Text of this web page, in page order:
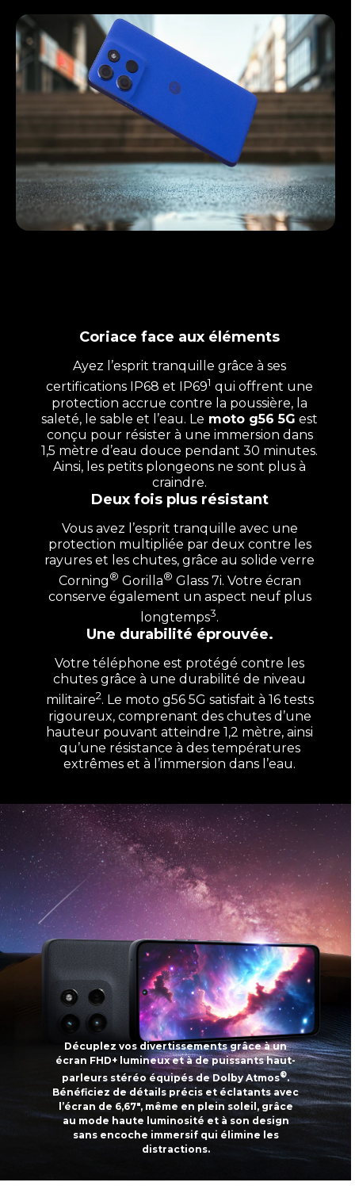
Coriace face aux éléments
Ayez l’esprit tranquille grâce à ses
certifications IP68 et IP691 qui offrent une
protection accrue contre la poussière, la
saleté, le sable et l’eau. Le moto g56 5G est
conçu pour résister à une immersion dans
1,5 mètre d’eau douce pendant 30 minutes.
Ainsi, les petits plongeons ne sont plus à
craindre.
Deux fois plus résistant
Vous avez l’esprit tranquille avec une
protection multipliée par deux contre les
rayures et les chutes, grâce au solide verre
Corning® Gorilla® Glass 7i. Votre écran
conserve également un aspect neuf plus
longtemps3.
Une durabilité éprouvée.
Votre téléphone est protégé contre les
chutes grâce à une durabilité de niveau
militaire2. Le moto g56 5G satisfait à 16 tests
rigoureux, comprenant des chutes d’une
hauteur pouvant atteindre 1,2 mètre, ainsi
qu’une résistance à des températures
extrêmes et à l’immersion dans l’eau.
Décuplez vos divertissements grâce à un
écran FHD+ lumineux et à de puissants haut-
parleurs stéréo équipés de Dolby Atmos®.
Bénéficiez de détails précis et éclatants avec
l’écran de 6,67", même en plein soleil, grâce
au mode haute luminosité et à son design
sans encoche immersif qui élimine les
distractions.